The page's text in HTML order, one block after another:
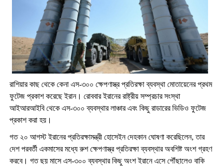
রাশিয়ার কাছ থেকে কেনা এস-৩০০ ক্ষেপণাস্ত্র প্রতিরক্ষা ব্যবস্থা মোতায়েনের প্রথম
ফুটেজ প্রকাশ করেছে ইরান। রোববার ইরানের রাষ্ট্রীয় সম্প্রচার সংস্থা
আইআরআইবি থেকে এস-৩০০ ব্যবস্থার লাঞ্চার এবং কিছু রাডারের ভিডিও ফুটেজ
প্রকাশ করা হয়।
গত ২০ আগস্ট ইরানের প্রতিরক্ষামন্ত্রী হোসেইন দেহকান ঘোষণা করেছিলেন, তার
দেশ পরবর্তী একমাসের মধ্যে রুশ ক্ষেপণাস্ত্র প্রতিরক্ষা ব্যবস্থার অবশিষ্ট অংশ গ্রহণ
করবে। গত ছয় মাসে এস-৩০০ ব্যবস্থার কিছু অংশ ইরানে এসে পৌঁছালেও বাকি